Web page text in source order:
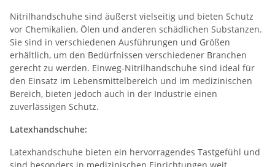
Nitrilhandschuhe sind äußerst vielseitig und bieten Schutz
vor Chemikalien, Ölen und anderen schädlichen Substanzen.
Sie sind in verschiedenen Ausführungen und Größen
erhältlich, um den Bedürfnissen verschiedener Branchen
gerecht zu werden. Einweg-Nitrilhandschuhe sind ideal für
den Einsatz im Lebensmittelbereich und im medizinischen
Bereich, bieten jedoch auch in der Industrie einen
zuverlässigen Schutz.
Latexhandschuhe:
Latexhandschuhe bieten ein hervorragendes Tastgefühl und